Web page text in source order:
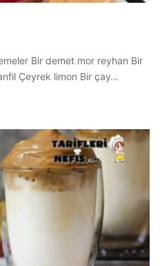
Bir demet mor reyhan Bir
Çeyrek limon Bir çay…